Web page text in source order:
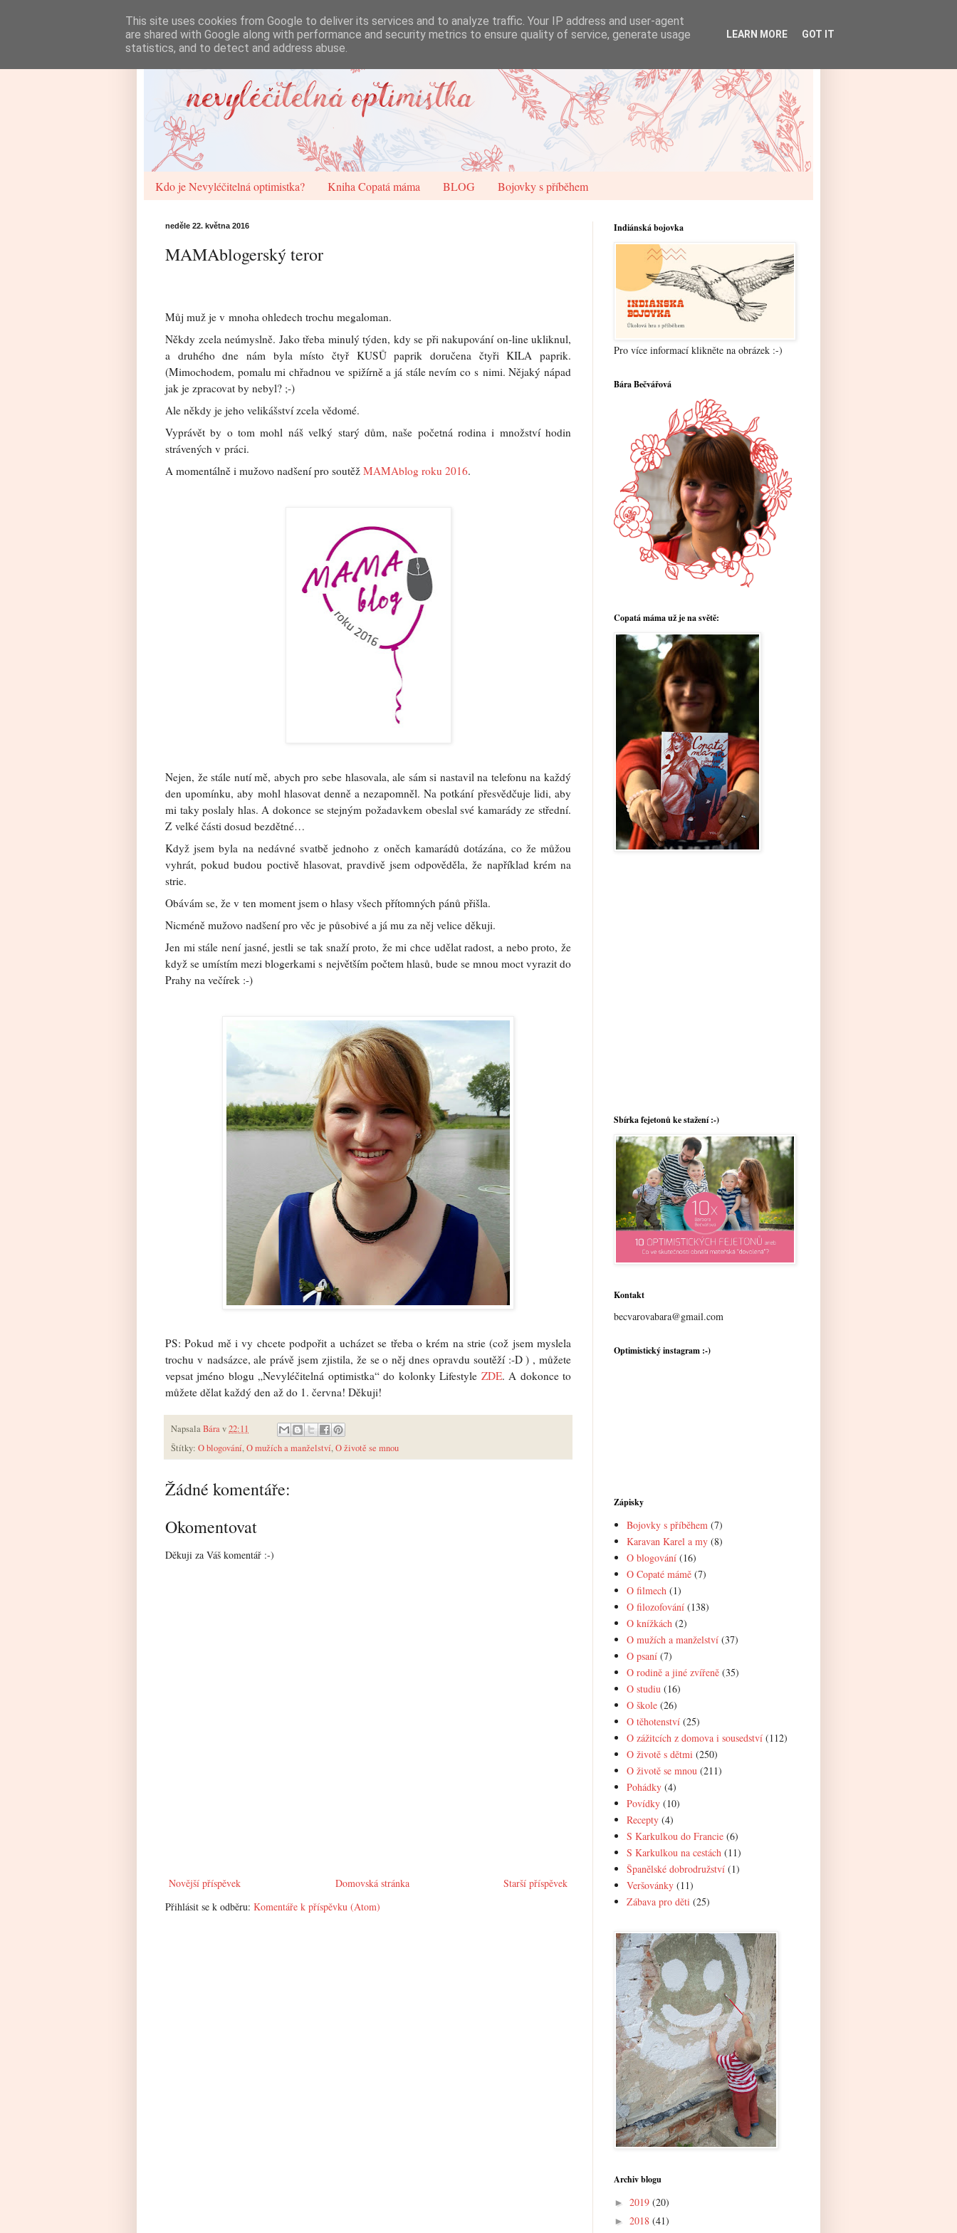
Kdo je Nevyléčitelná optimistka? Kniha Copatá máma BLOG Bojovky s příběhem
neděle 22. května 2016
MAMAblogerský teror
Můj muž je v mnoha ohledech trochu megaloman.
Někdy zcela neúmyslně. Jako třeba minulý týden, kdy se při nakupování on-line ukliknul,
a druhého dne nám byla místo čtyř KUSŮ paprik doručena čtyři KILA paprik.
(Mimochodem, pomalu mi chřadnou ve spižírně a já stále nevím co s nimi. Nějaký nápad
jak je zpracovat by nebyl? ;-)
Ale někdy je jeho velikášství zcela vědomé.
Vyprávět by o tom mohl náš velký starý dům, naše početná rodina i množství hodin
strávených v práci.
A momentálně i mužovo nadšení pro soutěž MAMAblog roku 2016.
Nejen, že stále nutí mě, abych pro sebe hlasovala, ale sám si nastavil na telefonu na každý
den upomínku, aby mohl hlasovat denně a nezapomněl. Na potkání přesvědčuje lidi, aby
mi taky poslaly hlas. A dokonce se stejným požadavkem obeslal své kamarády ze střední.
Z velké části dosud bezdětné…
Když jsem byla na nedávné svatbě jednoho z oněch kamarádů dotázána, co že můžou
vyhrát, pokud budou poctivě hlasovat, pravdivě jsem odpověděla, že například krém na
strie.
Obávám se, že v ten moment jsem o hlasy všech přítomných pánů přišla.
Nicméně mužovo nadšení pro věc je působivé a já mu za něj velice děkuji.
Jen mi stále není jasné, jestli se tak snaží proto, že mi chce udělat radost, a nebo proto, že
když se umístím mezi blogerkami s největším počtem hlasů, bude se mnou moct vyrazit do
Prahy na večírek :-)
PS: Pokud mě i vy chcete podpořit a ucházet se třeba o krém na strie (což jsem myslela
trochu v nadsázce, ale právě jsem zjistila, že se o něj dnes opravdu soutěží :-D ) , můžete
vepsat jméno blogu „Nevyléčitelná optimistka“ do kolonky Lifestyle ZDE. A dokonce to
můžete dělat každý den až do 1. června! Děkuji!
NapsalaBárav22:11
Štítky: O blogování,O mužích a manželství,O životě se mnou
Žádné komentáře:
Okomentovat
Děkuji za Váš komentář :-)
Novější příspěvek Starší příspěvek
Domovská stránka
Přihlásit se k odběru: Komentáře k příspěvku (Atom)
Indiánská bojovka
Pro více informací klikněte na obrázek :-)
Bára Bečvářová
Copatá máma už je na světě:
Sbírka fejetonů ke stažení :-)
Kontakt
becvarovabara@gmail.com
Optimistický instagram :-)
Zápisky
Bojovky s příběhem (7)
Karavan Karel a my (8)
O blogování (16)
O Copaté mámě (7)
O filmech (1)
O filozofování (138)
O knížkách (2)
O mužích a manželství (37)
O psaní (7)
O rodině a jiné zvířeně (35)
O studiu (16)
O škole (26)
O těhotenství (25)
O zážitcích z domova i sousedství (112)
O životě s dětmi (250)
O životě se mnou (211)
Pohádky (4)
Povídky (10)
Recepty (4)
S Karkulkou do Francie (6)
S Karkulkou na cestách (11)
Španělské dobrodružství (1)
Veršovánky (11)
Zábava pro děti (25)
Archiv blogu
► 2019 (20)
► 2018 (41)
This site uses cookies from Google to deliver its services and to analyze traffic. Your IP address and user-agent
are shared with Google along with performance and security metrics to ensure quality of service, generate usage
statistics, and to detect and address abuse.
LEARN MORE GOT IT